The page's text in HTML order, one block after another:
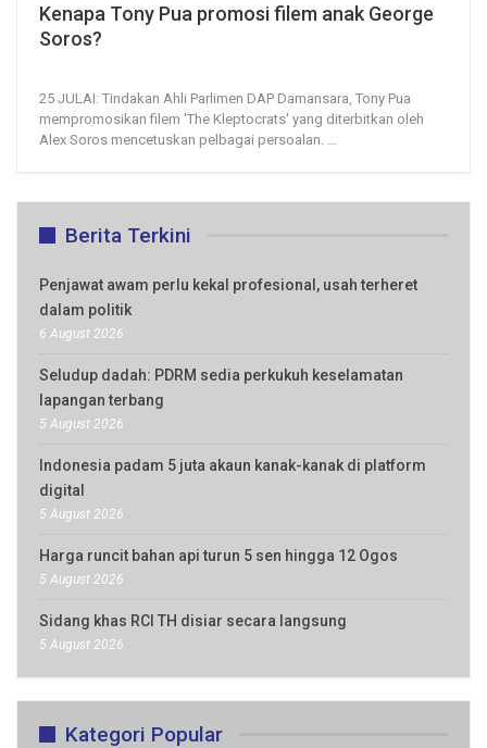
Kenapa Tony Pua promosi filem anak George
Soros?
25 JULAI: Tindakan Ahli Parlimen DAP Damansara, Tony Pua
mempromosikan filem 'The Kleptocrats' yang diterbitkan oleh
Alex Soros mencetuskan pelbagai persoalan.
Berita Terkini
Penjawat awam perlu kekal profesional, usah terheret
dalam politik
6 August 2026
Seludup dadah: PDRM sedia perkukuh keselamatan
lapangan terbang
5 August 2026
Indonesia padam 5 juta akaun kanak-kanak di platform
digital
5 August 2026
Harga runcit bahan api turun 5 sen hingga 12 Ogos
5 August 2026
Sidang khas RCI TH disiar secara langsung
5 August 2026
Kategori Popular